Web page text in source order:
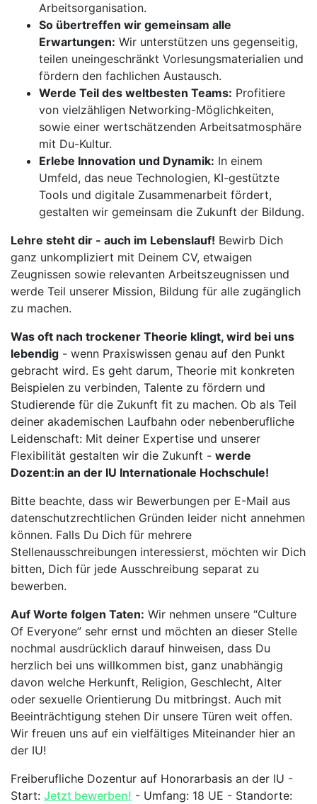
Arbeitsorganisation.
So übertreffen wir gemeinsam alle
Erwartungen: Wir unterstützen uns gegenseitig,
teilen uneingeschränkt Vorlesungsmaterialien und
fördern den fachlichen Austausch.
Werde Teil des weltbesten Teams: Profitiere
von vielzähligen Networking-Möglichkeiten,
sowie einer wertschätzenden Arbeitsatmosphäre
mit Du-Kultur.
Erlebe Innovation und Dynamik: In einem
Umfeld, das neue Technologien, KI-gestützte
Tools und digitale Zusammenarbeit fördert,
gestalten wir gemeinsam die Zukunft der Bildung.
Lehre steht dir - auch im Lebenslauf! Bewirb Dich
ganz unkompliziert mit Deinem CV, etwaigen
Zeugnissen sowie relevanten Arbeitszeugnissen und
werde Teil unserer Mission, Bildung für alle zugänglich
zu machen.
Was oft nach trockener Theorie klingt, wird bei uns
lebendig - wenn Praxiswissen genau auf den Punkt
gebracht wird. Es geht darum, Theorie mit konkreten
Beispielen zu verbinden, Talente zu fördern und
Studierende für die Zukunft fit zu machen. Ob als Teil
deiner akademischen Laufbahn oder nebenberufliche
Leidenschaft: Mit deiner Expertise und unserer
Flexibilität gestalten wir die Zukunft - werde
Dozent:in an der IU Internationale Hochschule!
Bitte beachte, dass wir Bewerbungen per E-Mail aus
datenschutzrechtlichen Gründen leider nicht annehmen
können. Falls Du Dich für mehrere
Stellenausschreibungen interessierst, möchten wir Dich
bitten, Dich für jede Ausschreibung separat zu
bewerben.
Auf Worte folgen Taten: Wir nehmen unsere “Culture
Of Everyone” sehr ernst und möchten an dieser Stelle
nochmal ausdrücklich darauf hinweisen, dass Du
herzlich bei uns willkommen bist, ganz unabhängig
davon welche Herkunft, Religion, Geschlecht, Alter
oder sexuelle Orientierung Du mitbringst. Auch mit
Beeinträchtigung stehen Dir unsere Türen weit offen.
Wir freuen uns auf ein vielfältiges Miteinander hier an
der IU!
Freiberufliche Dozentur auf Honorarbasis an der IU -
Start: Jetzt bewerben! - Umfang: 18 UE - Standorte: